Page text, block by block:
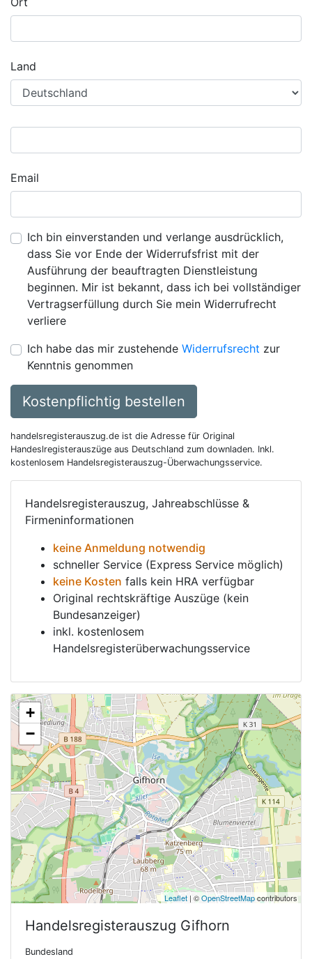
Land
Email
Ich bin einverstanden und verlange ausdrücklich,
dass Sie vor Ende der Widerrufsfrist mit der
Ausführung der beauftragten Dienstleistung
beginnen. Mir ist bekannt, dass ich bei vollständiger
Vertragserfüllung durch Sie mein Widerrufrecht
verliere
Ich habe das mir zustehende Widerrufsrecht zur
Kenntnis genommen
Kostenpflichtig bestellen
handelsregisterauszug.de ist die Adresse für Original
Handeslregisterauszüge aus Deutschland zum downladen. Inkl.
kostenlosem Handelsregisterauszug-Überwachungsservice.
Handelsregisterauszug, Jahreabschlüsse &
Firmeninformationen
keine Anmeldung notwendig
schneller Service (Express Service möglich)
keine Kosten falls kein HRA verfügbar
Original rechtskräftige Auszüge (kein
Bundesanzeiger)
inkl. kostenlosem
Handelsregisterüberwachungsservice
+
−
Leaflet | ©OpenStreetMapcontributors
Handelsregisterauszug Gifhorn
Bundesland